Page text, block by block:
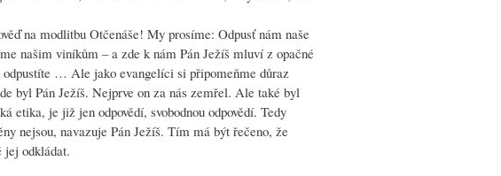
na modlitbu Otčenáše! My prosíme: Odpusť nám naše
našim viníkům – a zde k nám Pán Ježíš mluví z opačné
… Ale jako evangelíci si připomeňme důraz
byl Pán Ježíš. Nejprve on za nás zemřel. Ale také byl
etika, je již jen odpovědí, svobodnou odpovědí. Tedy
nejsou, navazuje Pán Ježíš. Tím má být řečeno, že
odkládat.